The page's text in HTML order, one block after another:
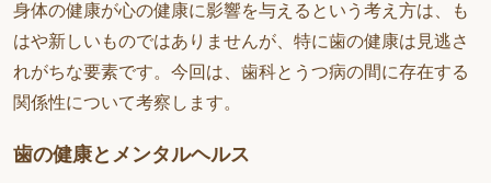
身体の健康が心の健康に影響を与えるという考え方は、も
はや新しいものではありませんが、特に歯の健康は見逃さ
れがちな要素です。今回は、歯科とうつ病の間に存在する
関係性について考察します。
歯の健康とメンタルヘルス